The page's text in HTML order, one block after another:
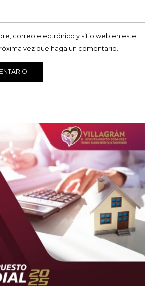
correo electrónico y sitio web en este
vez que haga un comentario.